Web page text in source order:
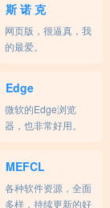
斯 诺 克
网页版，很逼真，我
的最爱。
Edge
微软的Edge浏览
器，也非常好用。
MEFCL
各种软件资源，全面
多样，持续更新的好